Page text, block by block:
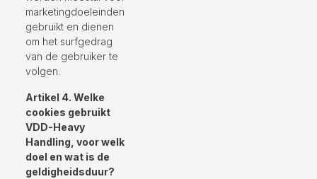
marketingdoeleinden
gebruikt en dienen
om het surfgedrag
van de gebruiker te
volgen.
Artikel 4. Welke
cookies gebruikt
VDD-Heavy
Handling, voor welk
doel en wat is de
geldigheidsduur?